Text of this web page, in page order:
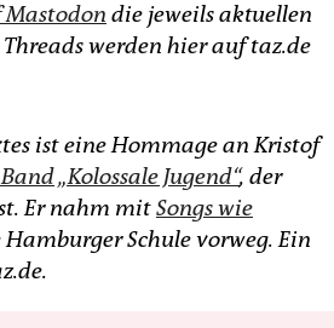
Mastodon die jeweils aktuellen
werden hier auf taz.de
ist eine Hommage an Kristof
„Kolossale Jugend“, der
Er nahm mitSongs wie
Schule vorweg. Ein